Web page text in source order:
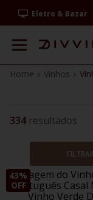
Eletro & Bazar
Vinhos
334
FILTRAR
43%
OFF